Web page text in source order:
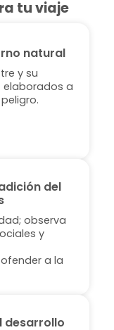
tu viaje
natural
y su
a
del
observa
y
a la
desarrollo